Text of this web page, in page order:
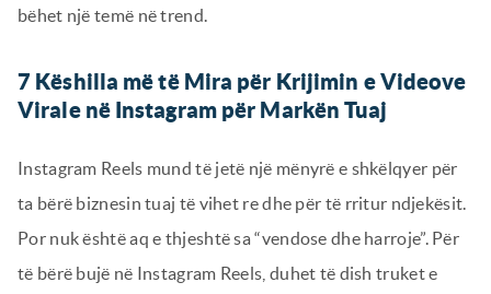
bëhet një temë në trend.
7 Këshilla më të Mira për Krijimin e Videove
Virale në Instagram për Markën Tuaj
Instagram Reels mund të jetë një mënyrë e shkëlqyer për
ta bërë biznesin tuaj të vihet re dhe për të rritur ndjekësit.
Por nuk është aq e thjeshtë sa “vendose dhe harroje”. Për
të bërë bujë në Instagram Reels, duhet të dish truket e